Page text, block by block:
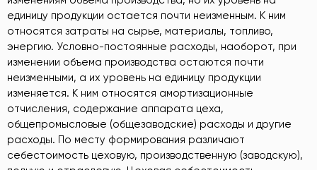
единицу продукции остается почти неизменным. К ним
относятся затраты на сырье, материалы, топливо,
энергию. Условно-постоянные расходы, наоборот, при
изменении объема производства остаются почти
неизменными, а их уровень на единицу продукции
изменяется. К ним относятся амортизационные
отчисления, содержание аппарата цеха,
общепромысловые (общезаводские) расходы и другие
расходы. По месту формирования различают
себестоимость цеховую, производственную (заводскую),